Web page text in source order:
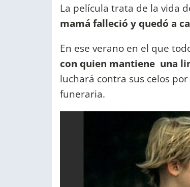
La película trata de la vida
mamá falleció y quedó a
En ese verano en el que
con quien mantiene una
luchará contra sus celos
funeraria.